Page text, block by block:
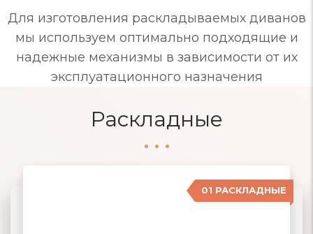
Для изготовления раскладываемых диванов
мы используем оптимально подходящие и
надежные механизмы в зависимости от их
эксплуатационного назначения
Раскладные
01 РАСКЛАДНЫЕ